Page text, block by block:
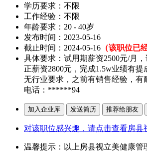
学历要求：不限
工作经验：不限
年龄要求：20 - 40岁
发布时间：2023-05-16
截止时间：2024-05-16 （该职位已
具体要求：试用期薪资2500元/月
正薪资2800元，完成1.5w业绩有
无行业要求，之前有销售经验，有
电话：******94
对该职位感兴趣，请点击查看房县
温馨提示：以上房县视立美健康